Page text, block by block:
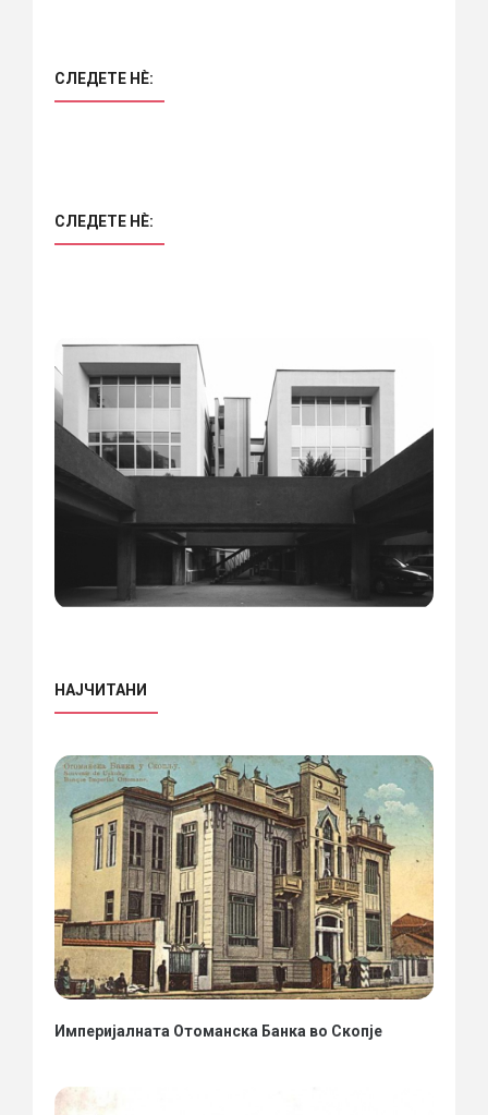
СЛЕДЕТЕ НÈ:
СЛЕДЕТЕ НÈ:
НАЈЧИТАНИ
Империјалната Отоманска Банка во Скопје